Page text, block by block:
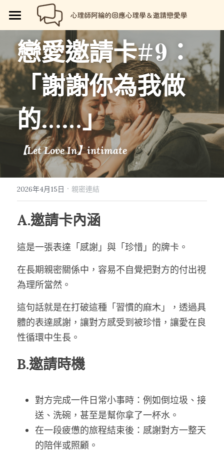
🏡首頁
回應心理學
📗回應心理學
💼【就享知】職場專欄
好人卡計畫
🏷️好人卡「給予祝福」
🏕️好人卡店家
邀請戀愛學
邀請戀愛學
😍性愛玩樂
😄親密連結
😡衝突解決
😘恆溫日常
💔總是愛錯人【專欄】
💖讓操控失效【專欄】
🥹戀愛裡的眼淚【專欄】
📑Love Notes
品牌流程設計
💡品牌流程設計
🖥️7天網站架設
📝SEO文章服務
📊作品集
關於我
😱我是阿綸
📚阿綸的書單
📝所有文章
💸Portaly分站
🎁就愛免費
戀愛邀請卡#9：
「謝謝你為我做
的……」
【Let Love In】intimate
2026年4月15日 · 親密連結
A.邀請卡內涵
這是一張表達「感謝」與「珍惜」的牌卡。
在長期親密關係中，容易不自覺把對方的付出視
為理所當然。
這句話就是在打破這種「習慣的麻木」，透過具
體的表達感謝，讓對方感受到被珍惜，讓愛在良
性循環中生長。
B.邀請時機
對方完成一件日常小事時：例如倒垃圾、接
送、洗碗，甚至是幫你拿了一杯水。
在一段疲憊的旅程結束後：感謝對方一整天
的陪伴或照顧。